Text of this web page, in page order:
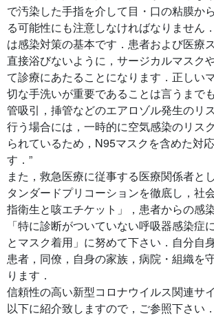
で汚染した手指を介して目・口の粘膜か
る可能性にも注意しなければなりません
は感染対策の基本です．患者および医療
直接浴びないように，サージカルマスク
て診療にあたることになります．正しい
切な手洗いが重要であることは言うまで
管吸引，挿管などのエアロゾル発生のリ
行う場合には，一時的に空気感染のリス
られているため，N95マスクを含めた対
す．”
また，救急医療に従事する医療関係者と
タンダードプリコーションを徹底し，社
指衛生と咳エチケット」，患者からの感
「特に診断がついていない呼吸器感染症
とマスク着用」に努めて下さい．自分自
患者，同僚，自身の家族，病院・組織を
ります．
信頼性の高い新型コロナウイルス関連サ
以下に紹介致しますので，ご参照下さい．